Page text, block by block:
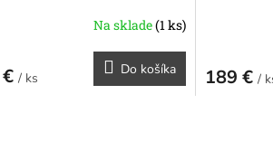
Na sklade(1 ks)
/ ks
Do košíka 189 € /